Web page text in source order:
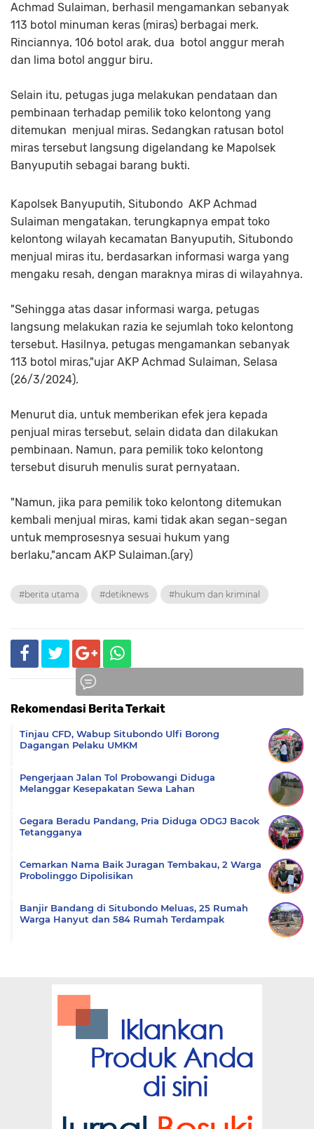
Achmad Sulaiman, berhasil mengamankan sebanyak
113 botol minuman keras (miras) berbagai merk.
Rinciannya, 106 botol arak, dua botol anggur merah
dan lima botol anggur biru.
Selain itu, petugas juga melakukan pendataan dan
pembinaan terhadap pemilik toko kelontong yang
ditemukan menjual miras. Sedangkan ratusan botol
miras tersebut langsung digelandang ke Mapolsek
Banyuputih sebagai barang bukti.
Kapolsek Banyuputih, Situbondo AKP Achmad
Sulaiman mengatakan, terungkapnya empat toko
kelontong wilayah kecamatan Banyuputih, Situbondo
menjual miras itu, berdasarkan informasi warga yang
mengaku resah, dengan maraknya miras di wilayahnya.
"Sehingga atas dasar informasi warga, petugas
langsung melakukan razia ke sejumlah toko kelontong
tersebut. Hasilnya, petugas mengamankan sebanyak
113 botol miras,"ujar AKP Achmad Sulaiman, Selasa
(26/3/2024).
Menurut dia, untuk memberikan efek jera kepada
penjual miras tersebut, selain didata dan dilakukan
pembinaan. Namun, para pemilik toko kelontong
tersebut disuruh menulis surat pernyataan.
"Namun, jika para pemilik toko kelontong ditemukan
kembali menjual miras, kami tidak akan segan-segan
untuk memprosesnya sesuai hukum yang
berlaku,"ancam AKP Sulaiman.(ary)
#berita utama #detiknews #hukum dan kriminal
Rekomendasi Berita Terkait
Tinjau CFD, Wabup Situbondo Ulfi Borong
Dagangan Pelaku UMKM
Pengerjaan Jalan Tol Probowangi Diduga
Melanggar Kesepakatan Sewa Lahan
Gegara Beradu Pandang, Pria Diduga ODGJ Bacok
Tetangganya
Cemarkan Nama Baik Juragan Tembakau, 2 Warga
Probolinggo Dipolisikan
Banjir Bandang di Situbondo Meluas, 25 Rumah
Warga Hanyut dan 584 Rumah Terdampak